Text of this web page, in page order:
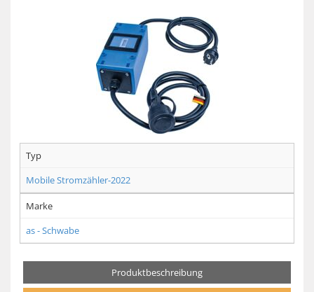
Typ
Mobile Stromzähler-2022
Marke
as - Schwabe
Produktbeschreibung